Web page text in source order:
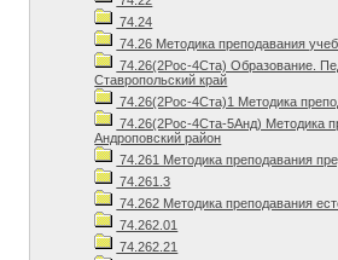
74.24
74.26 Методика преподавания
74.26(2Рос-4Ста) Образование.
Ставропольский край
74.26(2Рос-4Ста)1 Методика
74.26(2Рос-4Ста-5Анд) Методика
Андроповский район
74.261 Методика преподавания
74.261.3
74.262 Методика преподавания
74.262.01
74.262.21